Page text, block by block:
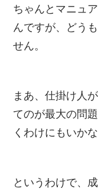
ちゃんとマニュ
んですが、どう
せん。
まあ、仕掛け人
てのが最大の問
くわけにもいか
というわけで、